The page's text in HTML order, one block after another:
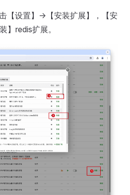
【设置】->【安装扩展】，【安
】redis扩展。